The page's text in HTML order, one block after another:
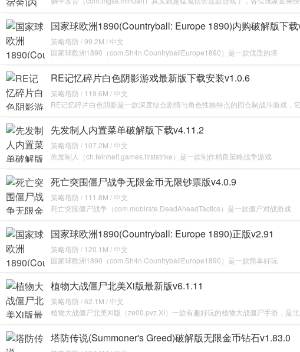
国家球欧洲1890(Countryball: Europe 1890)内购破解版下
策略塔防 / 99.2M / 中文
国家球欧洲1890（com.Sh4n.CountryballEurope1890）是一款优质的塔
RE记忆碎片白色阴影游戏最新版下载安装v1.0.6
策略塔防 / 119.6M / 中文
RE记忆碎片白色阴影是一款深度结合剧情与角色性格特点的回合制战斗游戏，
先发制人内置菜单破解版下载v4.11.2
策略塔防 / 107.2M / 中文
先发制人（ch.feinheit.games.firststrike）是一款制作精良策略战争游戏
死亡突围僵尸战争无限金币无限钞票版v4.0.9
策略塔防 / 111.8M / 中文
死亡突围僵尸战争（com.mobirate.DeadAheadTactics）是一款僵尸对战游戏
国家球欧洲1890(Countryball: Europe 1890)正版v2.91
策略塔防 / 120.1M / 中文
国家球欧洲1890（com.Sh4n.CountryballEurope1890）是一款简单好玩
植物大战僵尸北美Xi版最新版v6.1.11
策略塔防 / 62.1M / 中文
植物大战僵尸北美Xi版（ze00.pvz.XI）一款有趣好玩的植物大战僵尸手游，是北
塔防传说(Summoner's Greed)破解版无限金币钻石v1.83.0